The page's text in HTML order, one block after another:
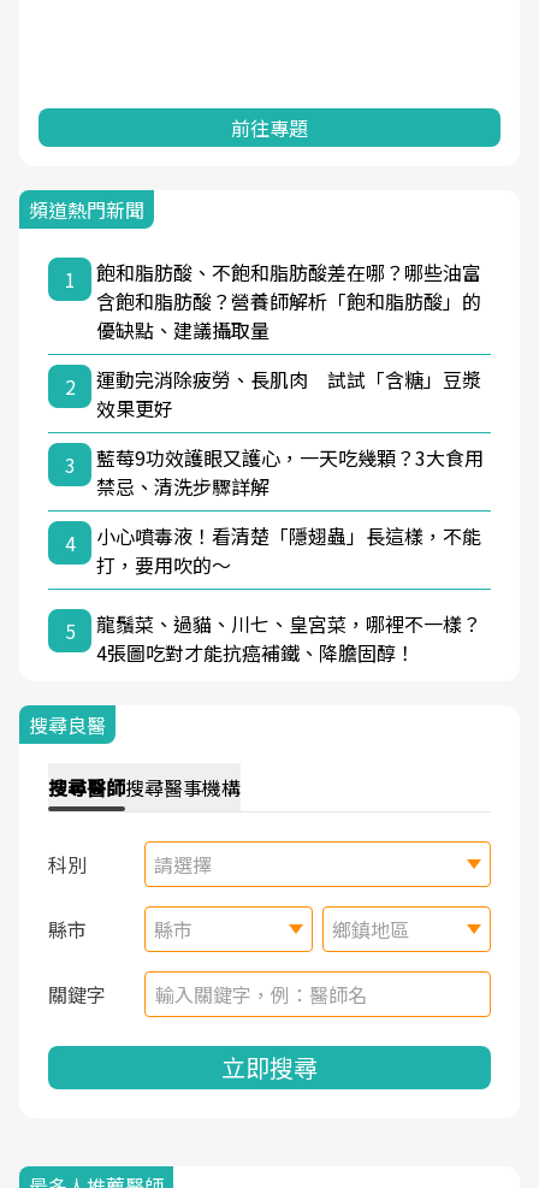
前往專題
頻道熱門新聞
1
飽和脂肪酸、不飽和脂肪酸差在哪？哪些油富
含飽和脂肪酸？營養師解析「飽和脂肪酸」的
優缺點、建議攝取量
2
運動完消除疲勞、長肌肉 試試「含糖」豆漿
效果更好
3
藍莓9功效護眼又護心，一天吃幾顆？3大食用
禁忌、清洗步驟詳解
4
小心噴毒液！看清楚「隱翅蟲」長這樣，不能
打，要用吹的～
5
龍鬚菜、過貓、川七、皇宮菜，哪裡不一樣？
4張圖吃對才能抗癌補鐵、降膽固醇！
搜尋良醫
搜尋醫師搜尋醫事機構
科別 請選擇
縣市 縣市 鄉鎮地區
關鍵字
立即搜尋